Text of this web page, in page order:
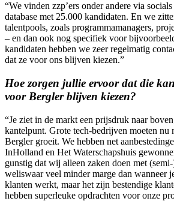
“We vinden zzp’ers onder andere via
database met 25.000 kandidaten. En we
talentpools, zoals programmamanagers,
– en dan ook nog specifiek voor
kandidaten hebben we zeer regelmatig
dat ze voor ons blijven kiezen.”
Hoe zorgen jullie ervoor dat die
voor Bergler blijven kiezen?
“Je ziet in de markt een prijsdruk naar
kantelpunt. Grote tech-bedrijven moeten nu
Bergler groeit. We hebben net
InHolland en Het Waterschapshuis
gunstig dat wij alleen zaken doen met
weliswaar veel minder marge dan wanneer
klanten werkt, maar het zijn bestendige
hebben superleuke opdrachten voor onze